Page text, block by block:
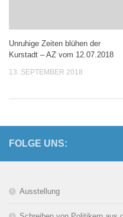
Unruhige Zeiten blühen der
Kurstadt – AZ vom 12.07.2018
13. SEPTEMBER 2018
FOLGE UNS:
Ausstellung